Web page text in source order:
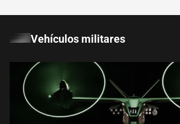
Vehículos militares